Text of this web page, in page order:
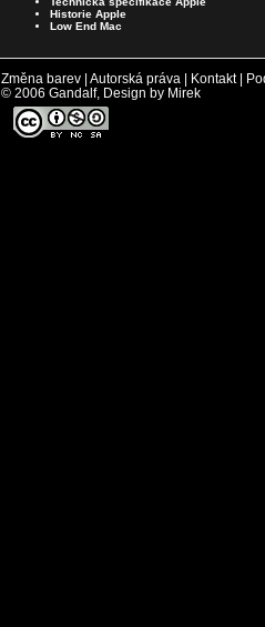
Historie Apple
Low End Mac
Změna barev Autorská práva Kontakt|
© 2006 Gandalf, Design by Mirek